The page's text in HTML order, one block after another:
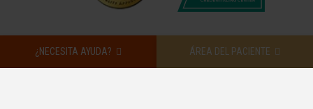
¿NECESITA AYUDA? ÁREA DEL PACIENTE